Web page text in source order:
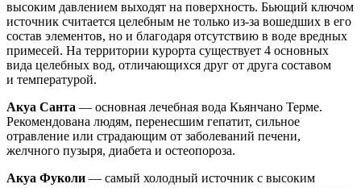
высоким давлением выходят на поверхность. Бьющий ключом
источник считается целебным не только из-за вошедших в его
состав элементов, но и благодаря отсутствию в воде вредных
примесей. На территории курорта существует 4 основных
вида целебных вод, отличающихся друг от друга составом
и температурой.
Акуа Санта — основная лечебная вода Кьянчано Терме.
Рекомендована людям, перенесшим гепатит, сильное
отравление или страдающим от заболеваний печени,
желчного пузыря, диабета и остеопороза.
Акуа Фуколи — самый холодный источник с высоким